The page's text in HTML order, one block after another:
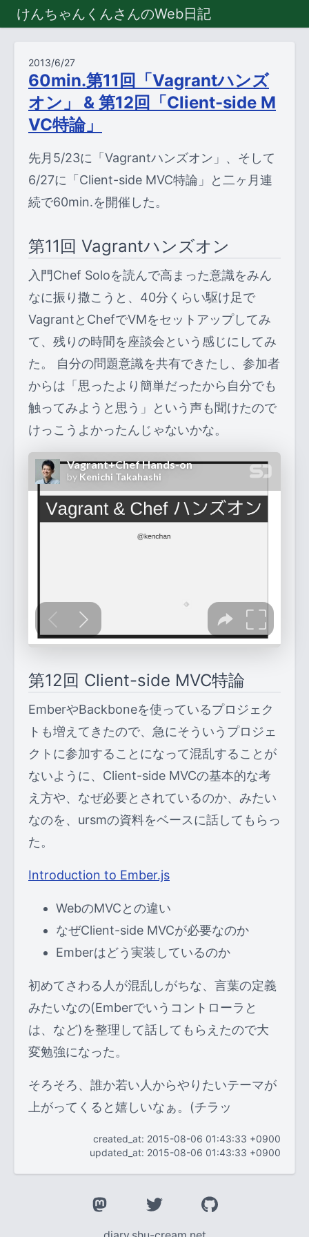
けんちゃんくんさんのWeb日記
2013/6/27
60min.第11回「Vagrantハンズ
オン」 & 第12回「Client-side M
VC特論」
先月5/23に「Vagrantハンズオン」、そして
6/27に「Client-side MVC特論」と二ヶ月連
続で60min.を開催した。
第11回 Vagrantハンズオン
入門Chef Soloを読んで高まった意識をみん
なに振り撒こうと、40分くらい駆け足で
VagrantとChefでVMをセットアップしてみ
て、残りの時間を座談会という感じにしてみ
た。 自分の問題意識を共有できたし、参加者
からは「思ったより簡単だったから自分でも
触ってみようと思う」という声も聞けたので
けっこうよかったんじゃないかな。
第12回 Client-side MVC特論
EmberやBackboneを使っているプロジェク
トも増えてきたので、急にそういうプロジェ
クトに参加することになって混乱することが
ないように、Client-side MVCの基本的な考
え方や、なぜ必要とされているのか、みたい
なのを、ursmの資料をベースに話してもらっ
た。
Introduction to Ember.js
WebのMVCとの違い
なぜClient-side MVCが必要なのか
Emberはどう実装しているのか
初めてさわる人が混乱しがちな、言葉の定義
みたいなの(Emberでいうコントローラと
は、など)を整理して話してもらえたので大
変勉強になった。
そろそろ、誰か若い人からやりたいテーマが
上がってくると嬉しいなぁ。(チラッ
created_at: 2015-08-06 01:43:33 +0900
updated_at: 2015-08-06 01:43:33 +0900